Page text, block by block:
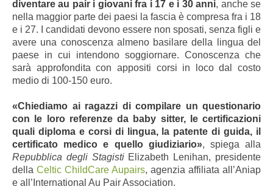
diventare au pair i giovani fra i 17 e i 30 anni, anche se
nella maggior parte dei paesi la fascia è compresa fra i 18
e i 27. I candidati devono essere non sposati, senza figli e
avere una conoscenza almeno basilare della lingua del
paese in cui intendono soggiornare. Conoscenza che
sarà approfondita con appositi corsi in loco dal costo
medio di 100-150 euro.
«Chiediamo ai ragazzi di compilare un questionario
con le loro referenze da baby sitter, le certificazioni
quali diploma e corsi di lingua, la patente di guida, il
certificato medico e quello giudiziario», spiega alla
Repubblica degli StagistiElizabeth Lenihan, presidente
della Celtic ChildCare Aupairs, agenzia affiliata all’Aniap
e all’International Au Pair Association.